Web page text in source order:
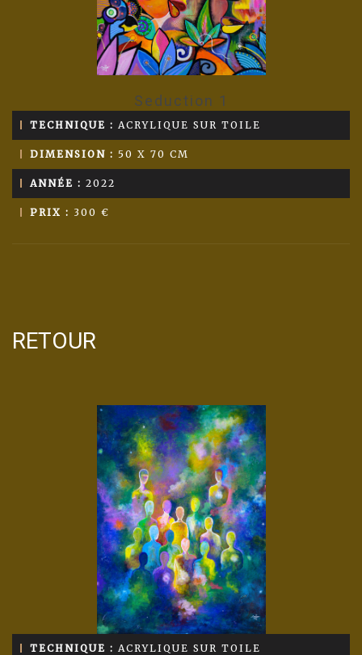
Seduction 1
TECHNIQUE : ACRYLIQUE SUR TOILE
DIMENSION : 50 X 70 CM
ANNÉE : 2022
PRIX : 300 €
RETOUR
TECHNIQUE : ACRYLIQUE SUR TOILE